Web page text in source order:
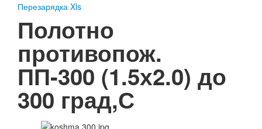
Перезарядка ОВП
Доставка
Оплата
Гарантии
О нас
Перезарядка Xls
Полотно
противопож.
ПП-300 (1.5х2.0) до
300 град,С